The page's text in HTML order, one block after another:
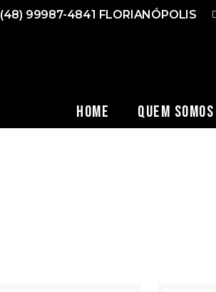
(48) 99987-4841 FLORIANÓPOLIS
Home Quem Somos